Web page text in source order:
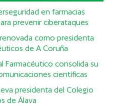
en farmacias
prevenir ciberataques
como presidenta
de A Coruña
Farmacéutico consolida su
científicas
presidenta del Colegio
de Álava